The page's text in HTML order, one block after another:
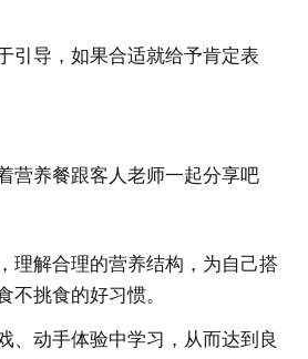
引导，如果合适就给予肯定表
营养餐跟客人老师一起分享吧
理解合理的营养结构，为自己搭
不挑食的好习惯。
、动手体验中学习，从而达到良